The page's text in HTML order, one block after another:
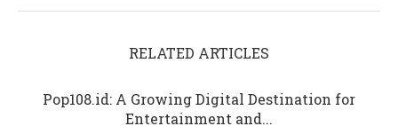
RELATED ARTICLES
Pop108.id: A Growing Digital Destination for
Entertainment and...